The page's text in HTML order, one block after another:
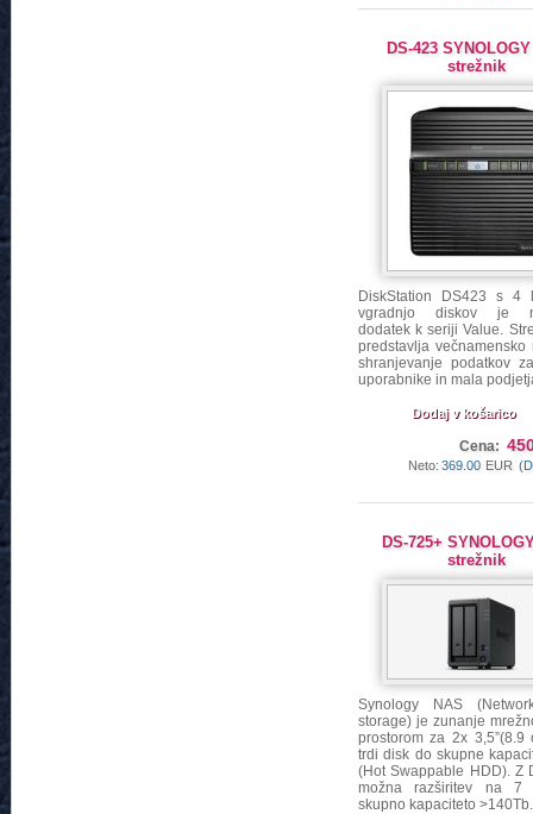
DS-423
strežnik
DiskStation DS423 s 4
vgradnjo diskov je
dodatek k seriji Value.
predstavlja večnamensko
shranjevanje podatkov
uporabnike in mala
Dodaj v košarico
Cena:
Neto: 369.00 EUR
DS-725+
strežnik
Synology NAS
storage) je zunanje
prostorom za 2x 3,5”(8.9
trdi disk do skupne
(Hot Swappable HDD). Z
možna razširitev na 7
skupno kapaciteto >140Tb.